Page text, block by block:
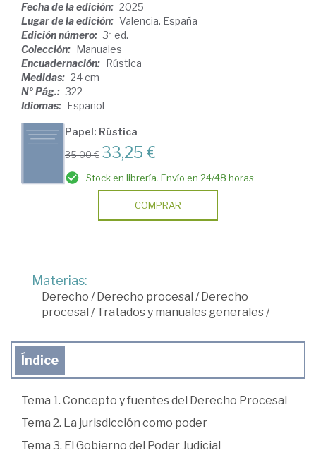
Fecha de la edición: 2025
Lugar de la edición: Valencia. España
Edición número: 3ª ed.
Colección: Manuales
Encuadernación: Rústica
Medidas: 24 cm
Nº Pág.: 322
Idiomas: Español
Papel: Rústica
35,00 € 33,25 €
Stock en librería. Envío en 24/48 horas
COMPRAR
Materias:
Derecho /Derecho procesal /Derecho
procesal /Tratados y manuales generales /
Índice
Tema 1. Concepto y fuentes del Derecho Procesal
Tema 2. La jurisdicción como poder
Tema 3. El Gobierno del Poder Judicial